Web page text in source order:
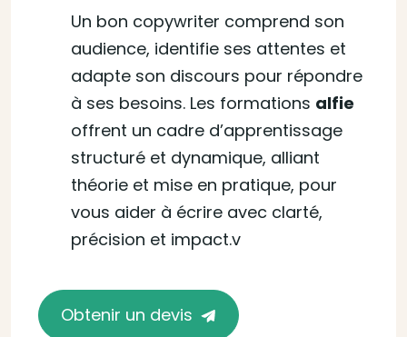
Un bon copywriter comprend son
audience, identifie ses attentes et
adapte son discours pour répondre
à ses besoins. Les formations alfie
offrent un cadre d’apprentissage
structuré et dynamique, alliant
théorie et mise en pratique, pour
vous aider à écrire avec clarté,
précision et impact.v
Obtenir un devis